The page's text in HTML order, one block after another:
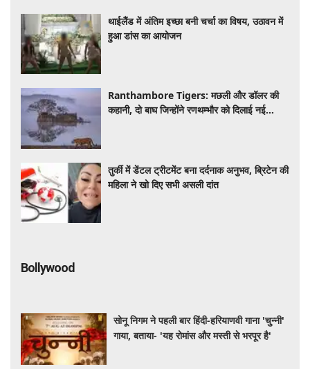
थाईलैंड में अंतिम इच्छा बनी चर्चा का विषय, उठावन में
हुआ डांस का आयोजन
Ranthambore Tigers: मछली और डॉलर की
कहानी, दो बाघ जिन्होंने रणथम्भौर को दिलाई नई
तुर्की में डेंटल ट्रीटमेंट बना दर्दनाक अनुभव, ब्रिटेन की
महिला ने खो दिए सभी असली दांत
Bollywood
सोनू निगम ने पहली बार हिंदी-हरियाणवी गाना 'चुन्नी'
गाया, बताया- 'यह रोमांस और मस्ती से भरपूर है'